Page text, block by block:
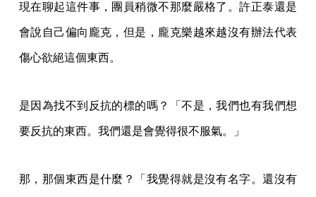
現在聊起這件事，團員稍微不那麼嚴格了。許正泰還是
會說自己偏向龐克，但是，龐克樂越來越沒有辦法代表
傷心欲絕這個東西。
是因為找不到反抗的標的嗎？「不是，我們也有我們想
要反抗的東西。我們還是會覺得很不服氣。」
那，那個東西是什麼？「我覺得就是沒有名字。還沒有